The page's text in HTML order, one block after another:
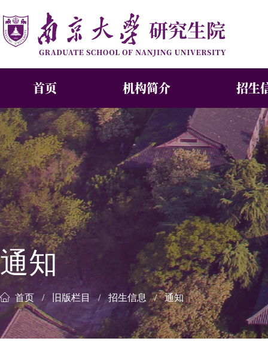
首页 机构简介 招生
通知
首页 旧版栏目 招生信息 通知